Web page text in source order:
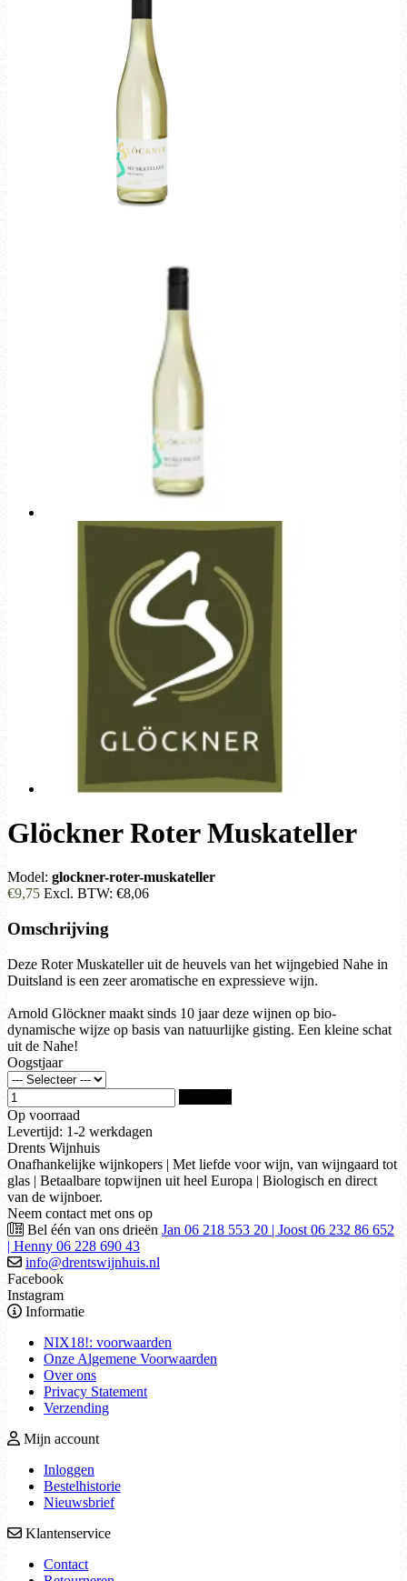
Glöckner Roter Muskateller
Model: glockner-roter-muskateller
€9,75 Excl. BTW: €8,06
Omschrijving
Deze Roter Muskateller uit de heuvels van het wijngebied Nahe in
Duitsland is een zeer aromatische en expressieve wijn.
Arnold Glöckner maakt sinds 10 jaar deze wijnen op bio-
dynamische wijze op basis van natuurlijke gisting. Een kleine schat
uit de Nahe!
Oogstjaar
Op voorraad
Levertijd: 1-2 werkdagen
Drents Wijnhuis
Onafhankelijke wijnkopers | Met liefde voor wijn, van wijngaard tot
glas | Betaalbare topwijnen uit heel Europa | Biologisch en direct
van de wijnboer.
Neem contact met ons op
Bel één van ons drieën Jan 06 218 553 20 | Joost 06 232 86 652
| Henny 06 228 690 43
info@drentswijnhuis.nl
Facebook
Instagram
Informatie
NIX18!: voorwaarden
Onze Algemene Voorwaarden
Over ons
Privacy Statement
Verzending
Mijn account
Inloggen
Bestelhistorie
Nieuwsbrief
Klantenservice
Contact